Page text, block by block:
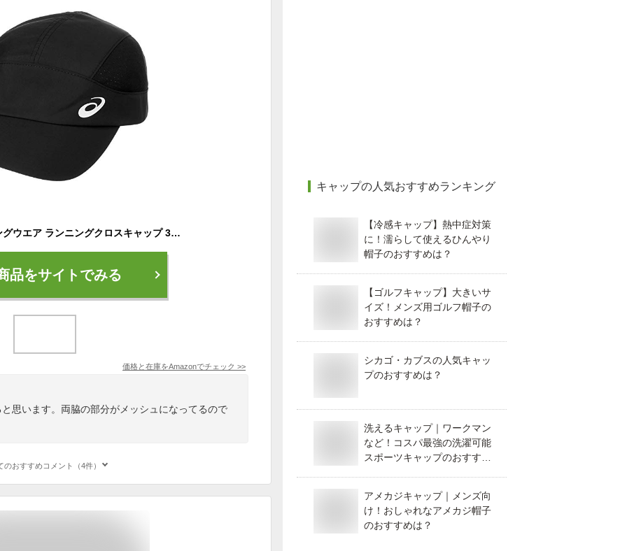
[アシックス] ランニングウエア ランニングクロスキャップ 3013A160 [男女兼用] パフォーマンスブラック L
品をサイトでみる
価格と在庫をAmazonでチェック >>
思います。両脇の部分がメッシュになってるので
のおすすめコメント（4件）
キャップの人気おすすめランキング
【冷感キャップ】熱中症対策
に！濡らして使えるひんやり
帽子のおすすめは？
【ゴルフキャップ】大きいサ
イズ！メンズ用ゴルフ帽子の
おすすめは？
シカゴ・カブスの人気キャッ
プのおすすめは？
洗えるキャップ｜ワークマン
など！コスパ最強の洗濯可能
スポーツキャップのおすすめ
アメカジキャップ｜メンズ向
け！おしゃれなアメカジ帽子
のおすすめは？